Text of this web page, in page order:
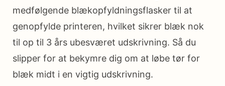
medfølgende blækopfyldningsflasker til at
genopfylde printeren, hvilket sikrer blæk nok
til op til 3 års ubesværet udskrivning. Så du
slipper for at bekymre dig om at løbe tør for
blæk midt i en vigtig udskrivning.